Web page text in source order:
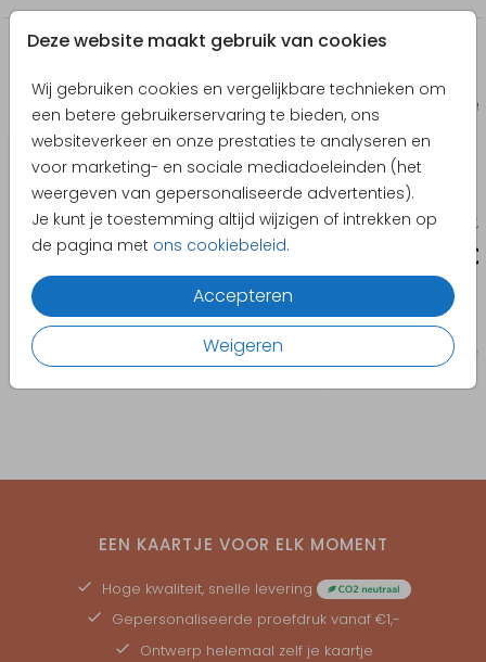
Deze website maakt gebruik van cookies
Wij gebruiken cookies en vergelijkbare technieken om
een betere gebruikerservaring te bieden, ons
websiteverkeer en onze prestaties te analyseren en
voor marketing- en sociale mediadoeleinden (het
weergeven van gepersonaliseerde advertenties).
Je kunt je toestemming altijd wijzigen of intrekken op
de pagina met ons cookiebeleid.
Accepteren
Weigeren
Producten die hierop lijken
Uitnodiging jubileum
EEN KAARTJE VOOR ELK MOMENT
Hoge kwaliteit, snelle levering
Gepersonaliseerde proefdruk vanaf €1,-
Ontwerp helemaal zelf je kaartje